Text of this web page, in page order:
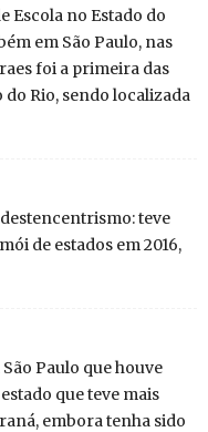
Escola no Estado do
em São Paulo, nas
foi a primeira das
do Rio, sendo localizada
teve
de estados em 2016,
Paulo que houve
que teve mais
embora tenha sido